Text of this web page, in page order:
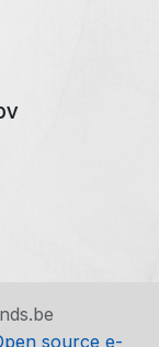
source e-